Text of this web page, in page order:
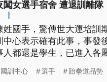
闖女選手宿舍 遭退訓離隊
姓國手，驚傳世大運培
中心表示確有此事，事發
人都還是學生，已進入各
，隨隊到國體訓練，因地
國訓中心 選手 跆拳道品勢